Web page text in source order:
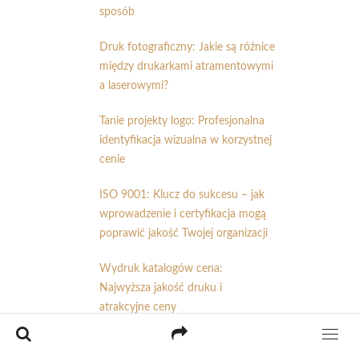
sposób
Druk fotograficzny: Jakie są różnice
między drukarkami atramentowymi
a laserowymi?
Tanie projekty logo: Profesjonalna
identyfikacja wizualna w korzystnej
cenie
ISO 9001: Klucz do sukcesu – jak
wprowadzenie i certyfikacja mogą
poprawić jakość Twojej organizacji
Wydruk katalogów cena:
Najwyższa jakość druku i
atrakcyjne ceny
Czym charakteryzuje się druk